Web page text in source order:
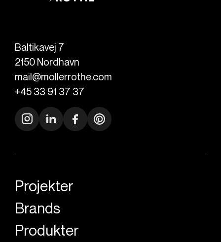
Baltikavej 7
2150 Nordhavn
mail@mollerrothe.com
+45 33 91 37 37
Projekter
Brands
Produkter